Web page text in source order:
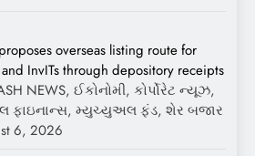
overseas listing route for
and InvITs through depository receipts
NEWS, ઈકોનોમી, કોર્પોરેટ ન્યૂઝ,
ફાઇનાન્સ, મ્યુચ્યુઅલ ફંડ, શેર બજાર
6, 2026